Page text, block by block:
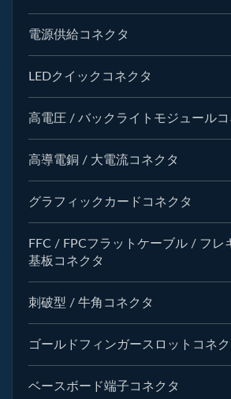
電源供給コネクタ
LEDクイックコネクタ
高電圧 / バックライトモジュールコ
高導電銅 / 大電流コネクタ
グラフィックカードコネクタ
FFC / FPCフラットケーブル / フレ
基板コネクタ
刺破型 / 牛角コネクタ
ゴールドフィンガースロットコネク
ベースボード端子コネクタ